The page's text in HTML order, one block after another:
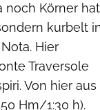
noch Körner
kurbelt
Hier
Traversole
Von hier aus
Hm/1:30 h).